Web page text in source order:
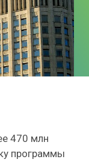
470 млн
программы